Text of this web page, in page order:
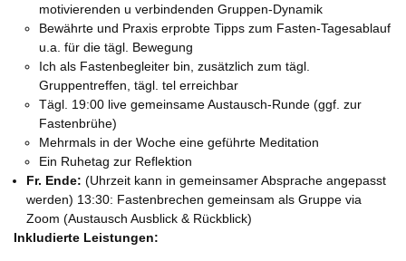
motivierenden u verbindenden Gruppen-Dynamik
Bewährte und Praxis erprobte Tipps zum Fasten-Tagesablauf
u.a. für die tägl. Bewegung
Ich als Fastenbegleiter bin, zusätzlich zum tägl.
Gruppentreffen, tägl. tel erreichbar
Tägl. 19:00 live gemeinsame Austausch-Runde (ggf. zur
Fastenbrühe)
Mehrmals in der Woche eine geführte Meditation
Ein Ruhetag zur Reflektion
Fr. Ende: (Uhrzeit kann in gemeinsamer Absprache angepasst
werden) 13:30: Fastenbrechen gemeinsam als Gruppe via
Zoom (Austausch Ausblick & Rückblick)
Inkludierte Leistungen: